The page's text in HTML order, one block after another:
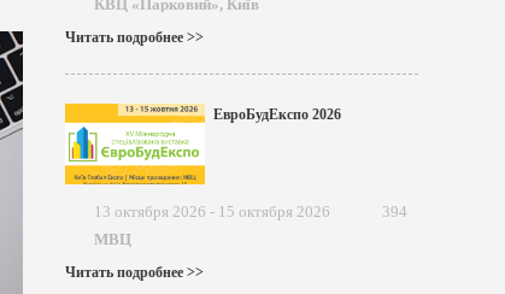
КВЦ «Парковий», Київ
Читать подробнее >>
ЕвроБудЕкспо 2026
13 октября 2026 - 15 октября 2026
394
МВЦ
Читать подробнее >>